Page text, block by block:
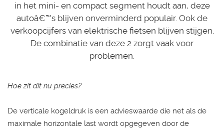
in het mini- en compact segment houdt aan, deze
autoâ€™s blijven onverminderd populair. Ook de
verkoopcijfers van elektrische fietsen blijven stijgen.
De combinatie van deze 2 zorgt vaak voor
problemen.
Hoe zit dit nu precies?
De verticale kogeldruk is een advieswaarde die net als de
maximale horizontale last wordt opgegeven door de